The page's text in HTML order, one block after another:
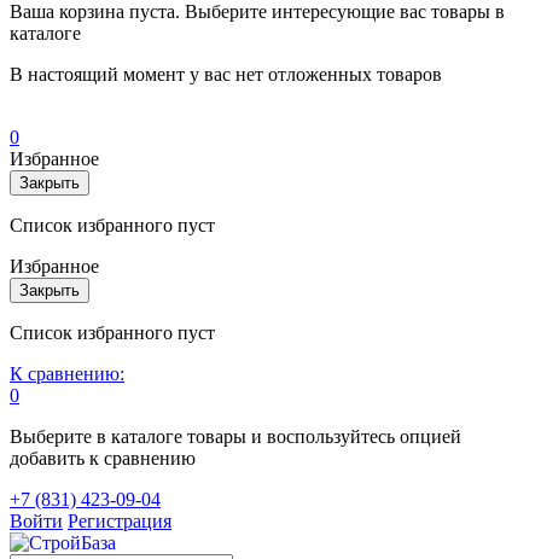
Ваша корзина пуста. Выберите интересующие вас товары в
каталоге
В настоящий момент у вас нет отложенных товаров
0
Избранное
Закрыть
Список избранного пуст
Избранное
Закрыть
Список избранного пуст
К сравнению:
0
Выберите в каталоге товары и воспользуйтесь опцией
добавить к сравнению
+7 (831) 423-09-04
Войти Регистрация